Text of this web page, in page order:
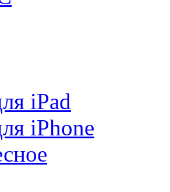
iPad
iPhone